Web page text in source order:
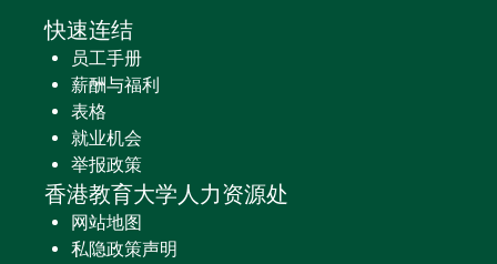
快速连结
员工手册
薪酬与福利
表格
就业机会
举报政策
香港教育大学人力资源处
网站地图
私隐政策声明